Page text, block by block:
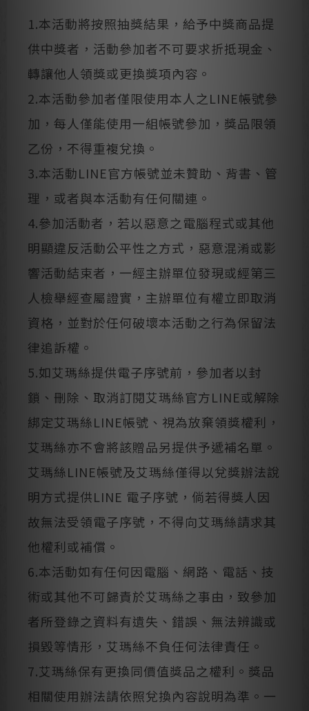
1.本活動將按照抽獎結果，給予中獎商品提
供中獎者，活動參加者不可要求折抵現金、
轉讓他人領獎或更換獎項內容。
2.本活動參加者僅限使用本人之LINE帳號參
加，每人僅能使用一組帳號參加，獎品限領
乙份，不得重複兌換。
3.本活動LINE官方帳號並未贊助、背書、管
理，或者與本活動有任何關連。
4.參加活動者，若以惡意之電腦程式或其他
明顯違反活動公平性之方式，惡意混淆或影
響活動結束者，一經主辦單位發現或經第三
人檢舉經查屬證實，主辦單位有權立即取消
資格，並對於任何破壞本活動之行為保留法
律追訴權。
5.如艾瑪絲提供電子序號前，參加者以封
鎖、刪除、取消訂閱艾瑪絲官方LINE或解除
綁定艾瑪絲LINE帳號、視為放棄領獎權利，
艾瑪絲亦不會將該贈品另提供予遞補名單。
艾瑪絲LINE帳號及艾瑪絲僅得以兌獎辦法說
明方式提供LINE 電子序號，倘若得獎人因
故無法受領電子序號，不得向艾瑪絲請求其
他權利或補償。
6.本活動如有任何因電腦、網路、電話、技
術或其他不可歸責於艾瑪絲之事由，致參加
者所登錄之資料有遺失、錯誤、無法辨識或
損毀等情形，艾瑪絲不負任何法律責任。
7.艾瑪絲保有更換同價值獎品之權利。獎品
相關使用辦法請依照兌換內容說明為準。一